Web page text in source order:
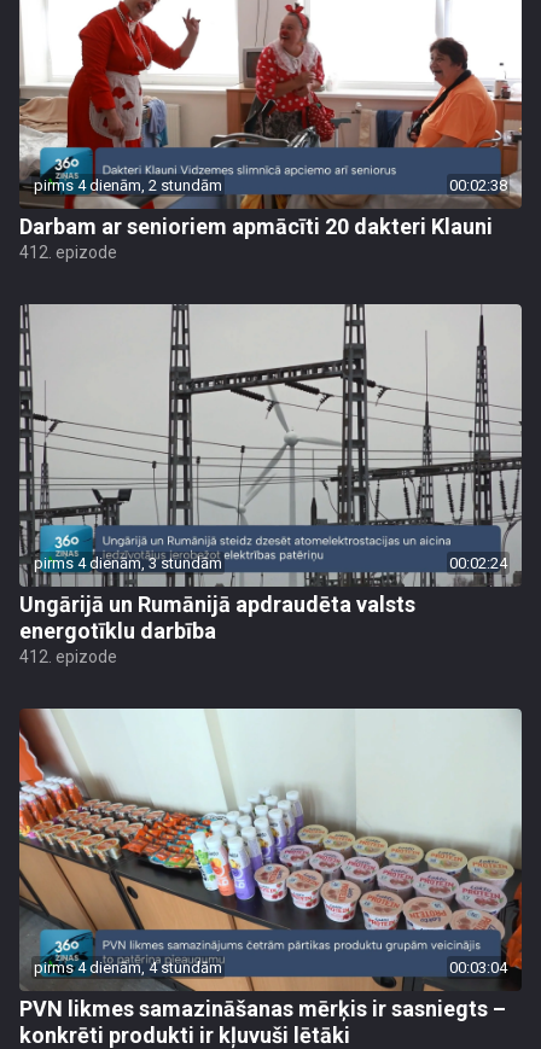
pirms 4 dienām, 2 stundām 00:02:38
Darbam ar senioriem apmācīti 20 dakteri Klauni
412. epizode
pirms 4 dienām, 3 stundām 00:02:24
Ungārijā un Rumānijā apdraudēta valsts
energotīklu darbība
412. epizode
pirms 4 dienām, 4 stundām 00:03:04
PVN likmes samazināšanas mērķis ir sasniegts –
konkrēti produkti ir kļuvuši lētāki